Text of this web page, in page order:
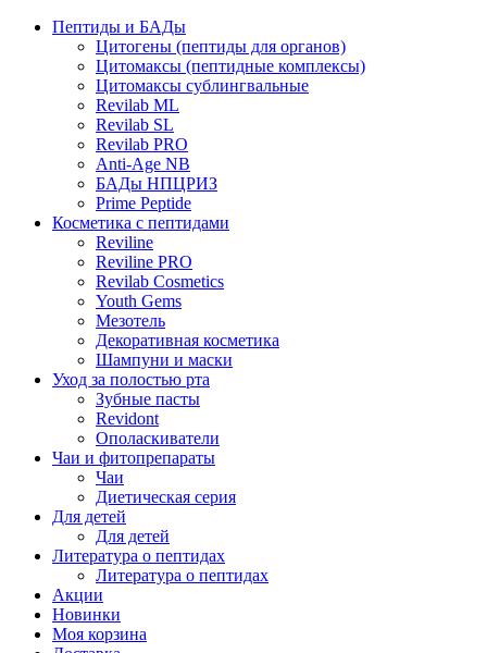
Пептиды и БАДы
Цитогены (пептиды для органов)
Цитомаксы (пептидные комплексы)
Цитомаксы сублингвальные
Revilab ML
Revilab SL
Revilab PRO
Anti-Age NB
БАДы НПЦРИЗ
Prime Peptide
Косметика с пептидами
Reviline
Reviline PRO
Revilab Cosmetics
Youth Gems
Мезотель
Декоративная косметика
Шампуни и маски
Уход за полостью рта
Зубные пасты
Revidont
Ополаскиватели
Чаи и фитопрепараты
Чаи
Диетическая серия
Для детей
Для детей
Литература о пептидах
Литература о пептидах
Акции
Новинки
Моя корзина